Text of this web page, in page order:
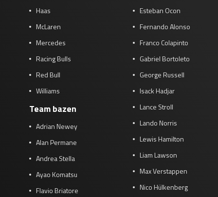
Haas
McLaren
Mercedes
Racing Bulls
Red Bull
Williams
Team bazen
Adrian Newey
Alan Permane
Andrea Stella
Ayao Komatsu
Flavio Briatore
Esteban Ocon
Fernando Alonso
Franco Colapinto
Gabriel Bortoleto
George Russell
Isack Hadjar
Lance Stroll
Lando Norris
Lewis Hamilton
Liam Lawson
Max Verstappen
Nico Hülkenberg